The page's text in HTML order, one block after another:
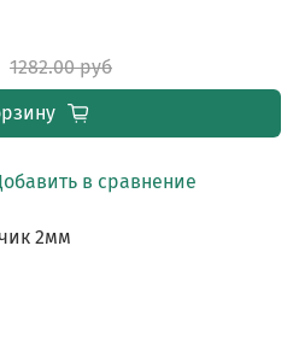
в сравнение
1282.00 руб
2мм